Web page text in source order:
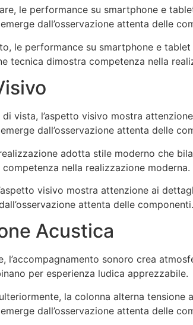
le performance su smartphone e
dall’osservazione attenta delle
le performance su smartphone e
tecnica dimostra competenza nella
vista, l’aspetto visivo mostra
dall’osservazione attenta delle
adotta stile moderno che
nella realizzazione moderna.
visivo mostra attenzione ai
attenta delle componenti.
Acustica
l’accompagnamento sonoro crea
per esperienza ludica apprezzabile.
la colonna alterna
dall’osservazione attenta delle